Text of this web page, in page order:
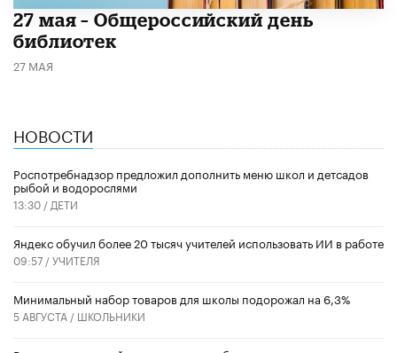
​27 мая – Общероссийский день
библиотек
27 МАЯ
НОВОСТИ
Роспотребнадзор предложил дополнить меню школ и детсадов
рыбой и водорослями
13:30 / ДЕТИ
​Яндекс обучил более 20 тысяч учителей использовать ИИ в работе
09:57 /УЧИТЕЛЯ
Минимальный набор товаров для школы подорожал на 6,3%
5 АВГУСТА / ШКОЛЬНИКИ